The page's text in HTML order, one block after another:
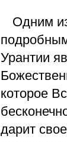
Одним
Урантии
которое
дарит